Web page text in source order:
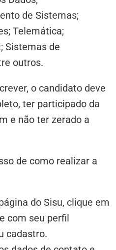
de Sistemas;
Telemática;
Sistemas de
outros.
o candidato deve
ter participado da
e não ter zerado a
de como realizar a
do Sisu, clique em
com seu perfil
cadastro.